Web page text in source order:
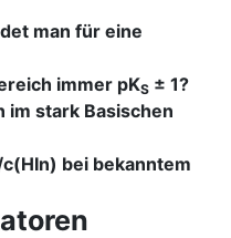
man für eine
immer pKS± 1?
im stark Basischen
bei bekanntem